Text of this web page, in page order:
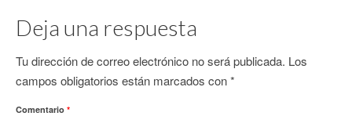
Deja una respuesta
Tu dirección de correo electrónico no será publicada. Los
campos obligatorios están marcados con*
Comentario *